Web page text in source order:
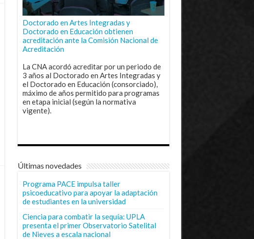
Doctorado en Artes Integradas y
Doctorado en Educación obtienen
acreditación ante la Comisión Nacional de
Acreditación
La CNA acordó acreditar por un periodo de
3 años al Doctorado en Artes Integradas y
el Doctorado en Educación (consorciado),
máximo de años permitido para programas
en etapa inicial (según la normativa
vigente).
Últimas novedades
Programa PACE impulsa taller
psicoeducativo para apoyar la adaptación
de estudiantes en la universidad
Ciencia para combatir la sequía: UPLA
presenta el primer Observatorio Satelital
de Nieves a escala nacional